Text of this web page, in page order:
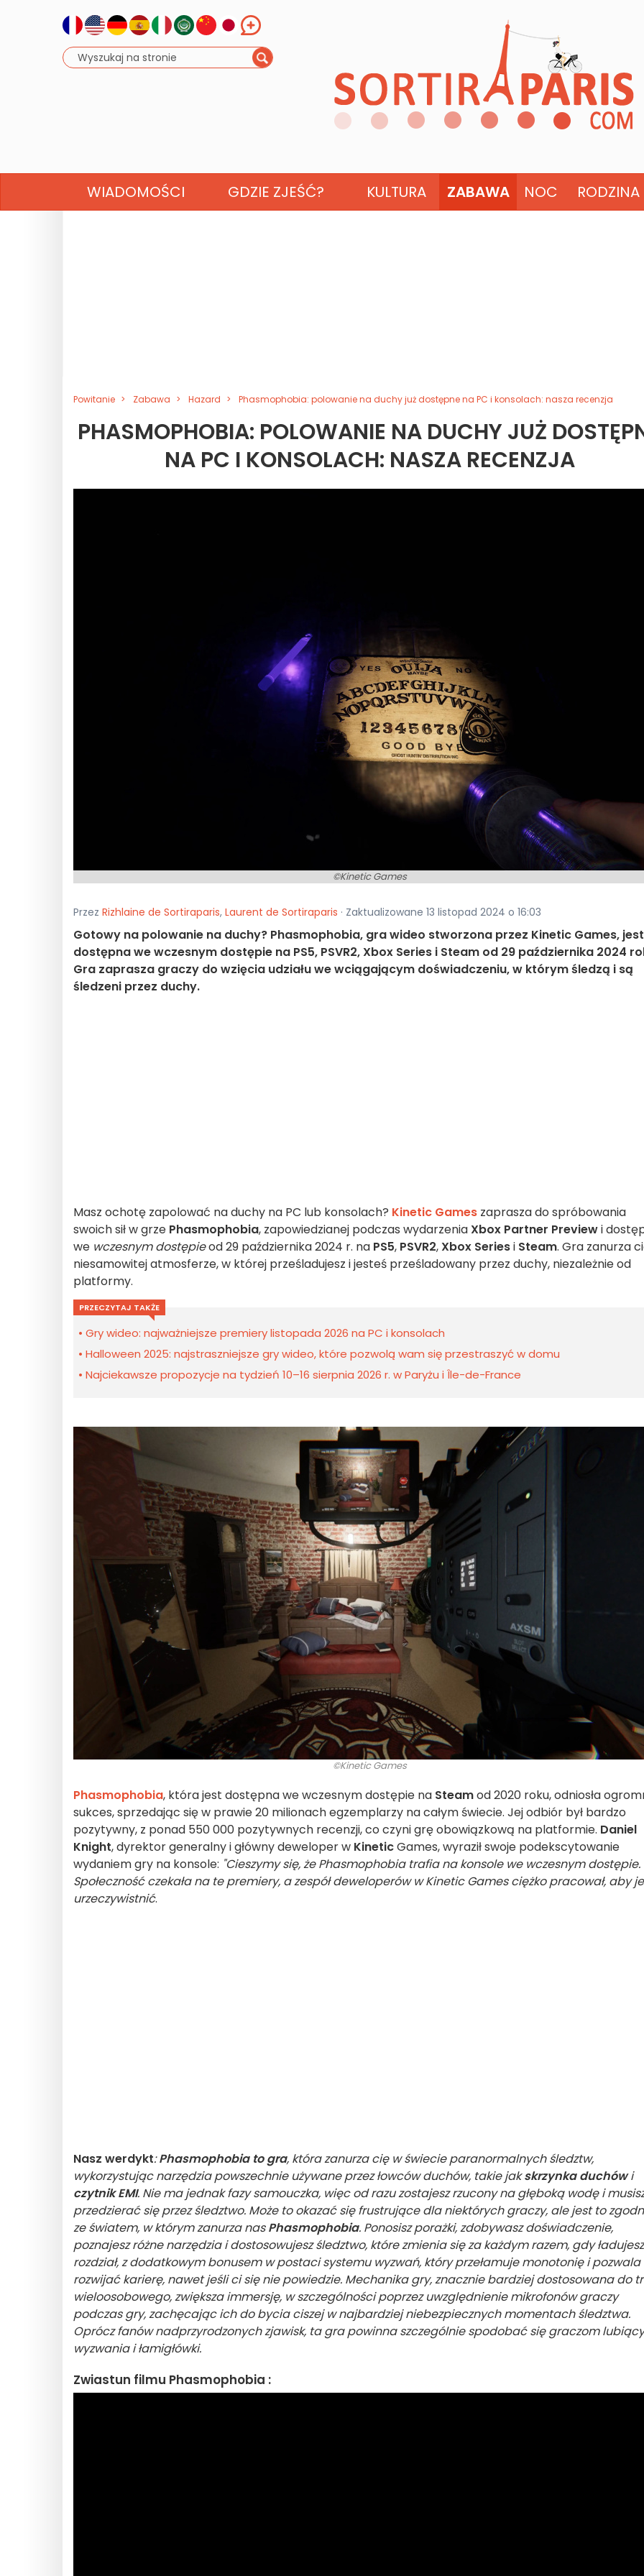
WIADOMOŚCI GDZIE ZJEŚĆ? KULTURA ZABAWA NOC RODZINA
Powitanie Zabawa Hazard Phasmophobia: polowanie na duchy już dostępne na PC i konsolach: nasza recenzja
PHASMOPHOBIA: POLOWANIE NA DUCHY JUŻ
NA PC I KONSOLACH: NASZA RECENZJA
©Kinetic Games
Przez Rizhlaine de Sortiraparis, Laurent de Sortiraparis · Zaktualizowane 13 listopad 2024 o 16:03
Gotowy na polowanie na duchy? Phasmophobia, gra wideo stworzona przez Kinetic Games, jest
dostępna we wczesnym dostępie na PS5, PSVR2, Xbox Series i Steam od 29 października 2024
Gra zaprasza graczy do wzięcia udziału we wciągającym doświadczeniu, w którym śledzą i są
śledzeni przez duchy.
Masz ochotę zapolować na duchy na PC lub konsolach? Kinetic Games zaprasza do spróbowania
swoich sił w grze Phasmophobia, zapowiedzianej podczas wydarzeniaXbox Partner Previewi
we wczesnym dostępieod 29 października 2024 r. na PS5, PSVR2,Xbox Seriesi Steam. Gra zanurza
niesamowitej atmosferze, w której prześladujesz i jesteś prześladowany przez duchy, niezależnie od
platformy.
PRZECZYTAJ TAKŻE
Gry wideo: najważniejsze premiery listopada 2026 na PC i konsolach
Halloween 2025: najstraszniejsze gry wideo, które pozwolą wam się przestraszyć w domu
Najciekawsze propozycje na tydzień 10–16 sierpnia 2026 r. w Paryżu i Île-de-France
©Kinetic Games
Phasmophobia, która jest dostępna we wczesnym dostępie na Steamod 2020 roku, odniosła
sukces, sprzedając się w prawie 20 milionach egzemplarzy na całym świecie. Jej odbiór był bardzo
pozytywny, z ponad 550 000 pozytywnych recenzji, co czyni grę obowiązkową na platformie. Daniel
Knight, dyrektor generalny i główny deweloper w KineticGames, wyraził swoje podekscytowanie
wydaniem gry na konsole: "Cieszymy się, że Phasmophobia trafia na konsole we wczesnym dostępie.
Społeczność czekała na te premiery, a zespół deweloperów w Kinetic Games ciężko pracował, aby je
urzeczywistnić.
Nasz werdykt:Phasmophobia to gra, która zanurza cię w świecie paranormalnych śledztw,
wykorzystując narzędzia powszechnie używane przez łowców duchów, takie jakskrzynka duchówi
czytnik EMI. Nie ma jednak fazy samouczka, więc od razu zostajesz rzucony na głęboką wodę i
przedzierać się przez śledztwo. Może to okazać się frustrujące dla niektórych graczy, ale jest to
ze światem, w którym zanurza nasPhasmophobia. Ponosisz porażki, zdobywasz doświadczenie,
poznajesz różne narzędzia i dostosowujesz śledztwo, które zmienia się za każdym razem, gdy ładujesz
rozdział, z dodatkowym bonusem w postaci systemu wyzwań, który przełamuje monotonię i pozwala
rozwijać karierę, nawet jeśli ci się nie powiedzie. Mechanika gry, znacznie bardziej dostosowana do
wieloosobowego, zwiększa immersję, w szczególności poprzez uwzględnienie mikrofonów graczy
podczas gry, zachęcając ich do bycia ciszej w najbardziej niebezpiecznych momentach śledztwa.
Oprócz fanów nadprzyrodzonych zjawisk, ta gra powinna szczególnie spodobać się graczom
wyzwania i łamigłówki.
Zwiastun filmu Phasmophobia :